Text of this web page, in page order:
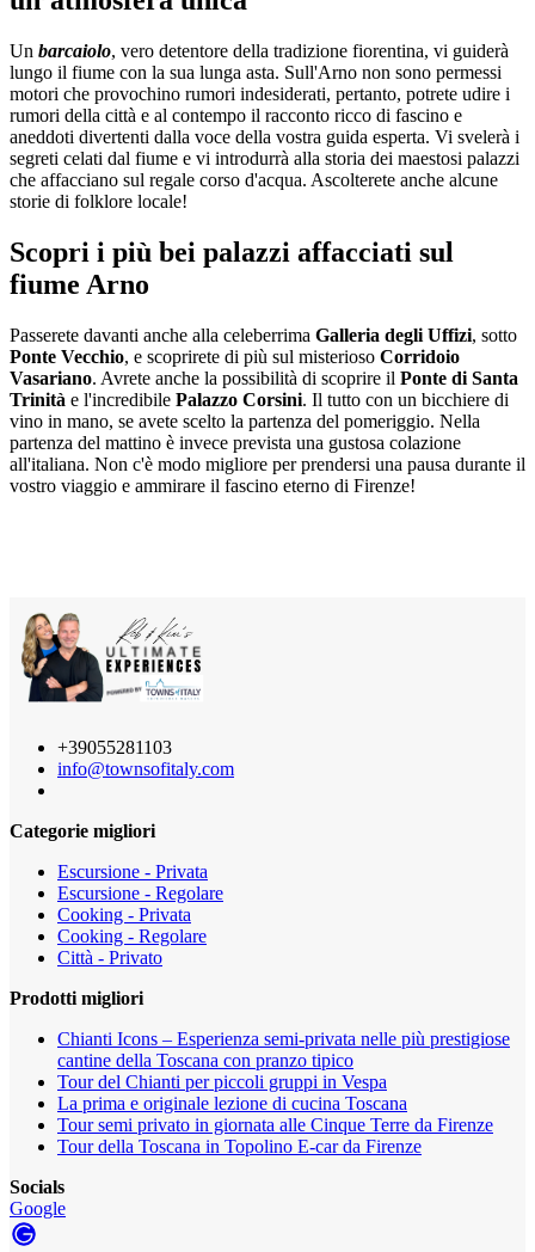
Un barcaiolo, vero detentore della tradizione fiorentina, vi guiderà
lungo il fiume con la sua lunga asta. Sull'Arno non sono permessi
motori che provochino rumori indesiderati, pertanto, potrete udire i
rumori della città e al contempo il racconto ricco di fascino e
aneddoti divertenti dalla voce della vostra guida esperta. Vi svelerà i
segreti celati dal fiume e vi introdurrà alla storia dei maestosi palazzi
che affacciano sul regale corso d'acqua. Ascolterete anche alcune
storie di folklore locale!
Scopri i più bei palazzi affacciati sul
fiume Arno
Passerete davanti anche alla celeberrima Galleria degli Uffizi, sotto
Ponte Vecchio, e scoprirete di più sul misterioso Corridoio
Vasariano. Avrete anche la possibilità di scoprire il Ponte di Santa
Trinità e l'incredibile Palazzo Corsini. Il tutto con un bicchiere di
vino in mano, se avete scelto la partenza del pomeriggio. Nella
partenza del mattino è invece prevista una gustosa colazione
all'italiana. Non c'è modo migliore per prendersi una pausa durante il
vostro viaggio e ammirare il fascino eterno di Firenze!
+39055281103
info@townsofitaly.com
Categorie migliori
Escursione - Privata
Escursione - Regolare
Cooking - Privata
Cooking - Regolare
Città - Privato
Prodotti migliori
Chianti Icons – Esperienza semi-privata nelle più prestigiose
cantine della Toscana con pranzo tipico
Tour del Chianti per piccoli gruppi in Vespa
La prima e originale lezione di cucina Toscana
Tour semi privato in giornata alle Cinque Terre da Firenze
Tour della Toscana in Topolino E-car da Firenze
Socials
Google